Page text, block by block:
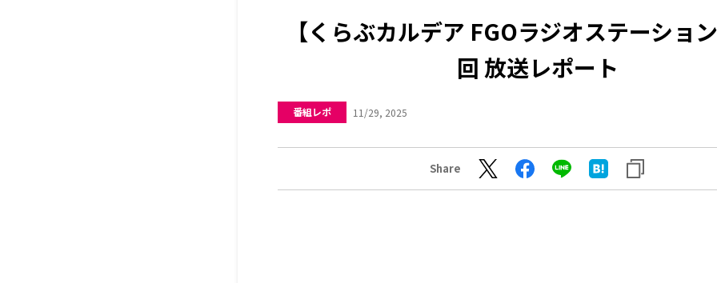
【くらぶカルデア FGOラジオステーショ
回 放送レポート
番組レポ 11/29, 2025
Share